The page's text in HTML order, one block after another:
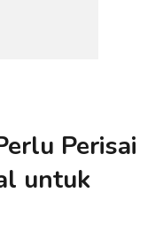
Perisai
untuk